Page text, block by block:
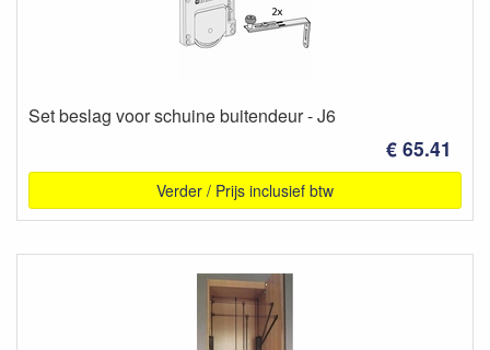
Set beslag voor schuine buitendeur - J6
€ 65.41
Verder / Prijs inclusief btw